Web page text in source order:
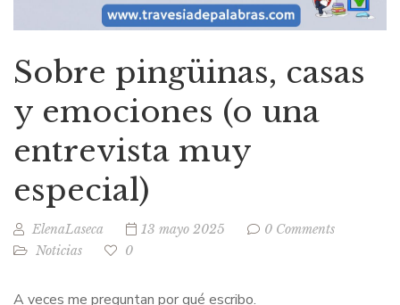
Sobre pingüinas, casas
y emociones (o una
entrevista muy
especial)
ElenaLaseca 13 mayo 2025
0 Comments
Noticias
0
A veces me preguntan por qué escribo.